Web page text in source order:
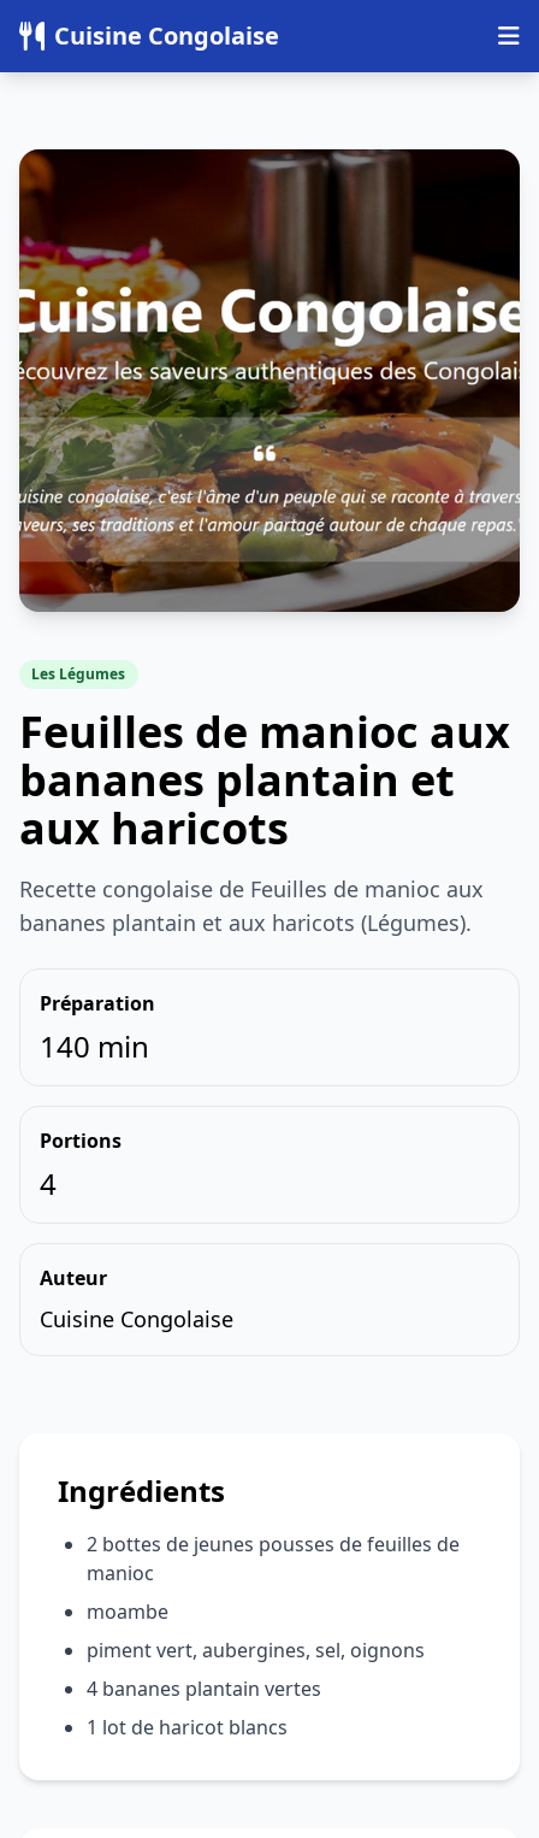
Cuisine Congolaise
Les Légumes
Feuilles de manioc aux
bananes plantain et
aux haricots
Recette congolaise de Feuilles de manioc aux
bananes plantain et aux haricots (Légumes).
Préparation
140 min
Portions
4
Auteur
Cuisine Congolaise
Ingrédients
2 bottes de jeunes pousses de feuilles de
manioc
moambe
piment vert, aubergines, sel, oignons
4 bananes plantain vertes
1 lot de haricot blancs